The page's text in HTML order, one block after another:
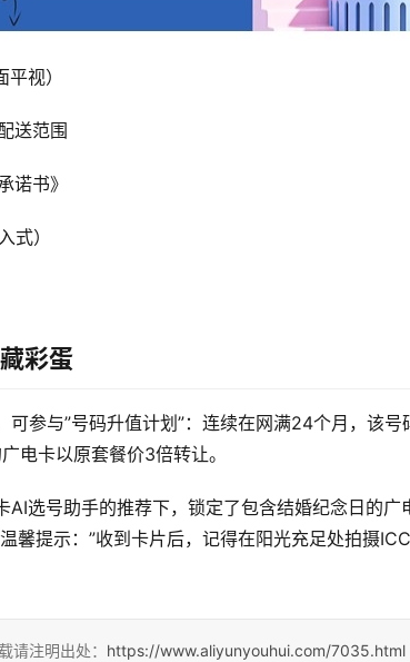
视）
送范围
诺书》
式）
彩蛋
可参与”号码升值计划”：连续在网满24个月，该
电卡以原套餐价3倍转让。
AI选号助手的推荐下，锁定了包含结婚纪念日的广
馨提示：”收到卡片后，记得在阳光充足处拍摄
请注明出处： https://www.aliyunyouhui.com/7035.html